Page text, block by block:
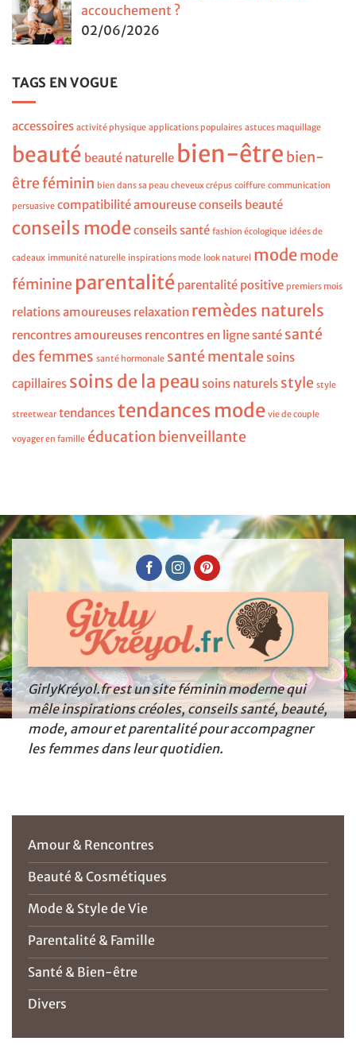
accouchement ?
02/06/2026
TAGS EN VOGUE
accessoires activité physique applications populaires astuces maquillage
beauté beauté naturelle bien-être bien-
être féminin bien dans sa peau cheveux crépus coiffure communication
persuasive compatibilité amoureuseconseils beauté
conseils modeconseils santé fashion écologique idées de
cadeaux immunité naturelle inspirations mode look naturel modemode
féminine parentalité parentalité positive premiers mois
relations amoureuses relaxation remèdes naturels
rencontres amoureuses rencontres en ligne santé santé
des femmes santé hormonale santé mentale soins
capillaires soins de la peau soins naturels style style
streetwear tendances tendances mode vie de couple
voyager en famille éducation bienveillante
GirlyKréyol.fr est un site féminin moderne qui
mêle inspirations créoles, conseils santé, beauté,
mode, amour et parentalité pour accompagner
les femmes dans leur quotidien.
Amour & Rencontres
Beauté & Cosmétiques
Mode & Style de Vie
Parentalité & Famille
Santé & Bien-être
Divers